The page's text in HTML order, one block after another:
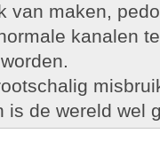
van maken,
kanalen
is de wereld wel